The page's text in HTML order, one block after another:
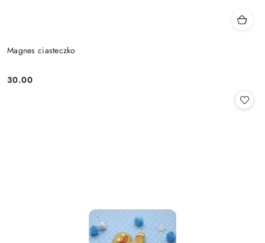
Magnes ciasteczko
Cena:
30.00